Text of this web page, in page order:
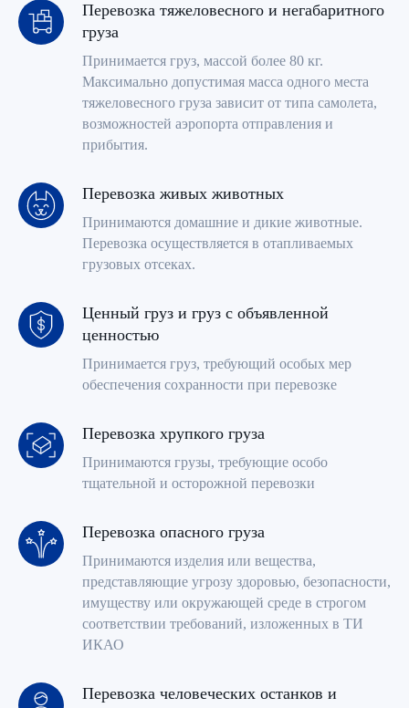
Перевозка тяжеловесного и негабаритного
груза
Принимается груз, массой более 80 кг.
Максимально допустимая масса одного места
тяжеловесного груза зависит от типа самолета,
возможностей аэропорта отправления и
прибытия.
Перевозка живых животных
Принимаются домашние и дикие животные.
Перевозка осуществляется в отапливаемых
грузовых отсеках.
Ценный груз и груз с объявленной
ценностью
Принимается груз, требующий особых мер
обеспечения сохранности при перевозке
Перевозка хрупкого груза
Принимаются грузы, требующие особо
тщательной и осторожной перевозки
Перевозка опасного груза
Принимаются изделия или вещества,
представляющие угрозу здоровью, безопасности,
имуществу или окружающей среде в строгом
соответствии требований, изложенных в ТИ
ИКАО
Перевозка человеческих останков и
Агенты по продаже грузовых
перевозок
Авиакомпании